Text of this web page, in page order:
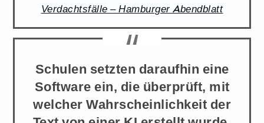
Verdachtsfälle – Hamburger Abendblatt
Schulen setzten daraufhin eine
Software ein, die überprüft, mit
welcher Wahrscheinlichkeit der